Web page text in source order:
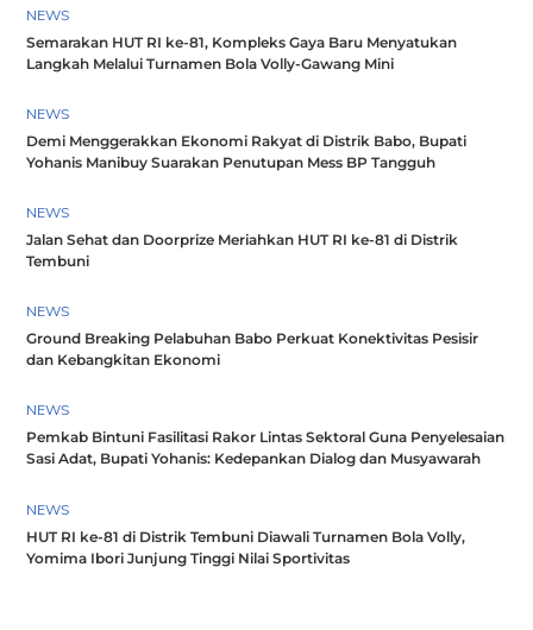
NEWS
Semarakan HUT RI ke-81, Kompleks Gaya Baru Menyatukan
Langkah Melalui Turnamen Bola Volly-Gawang Mini
NEWS
Demi Menggerakkan Ekonomi Rakyat di Distrik Babo, Bupati
Yohanis Manibuy Suarakan Penutupan Mess BP Tangguh
NEWS
Jalan Sehat dan Doorprize Meriahkan HUT RI ke-81 di Distrik
Tembuni
NEWS
Ground Breaking Pelabuhan Babo Perkuat Konektivitas Pesisir
dan Kebangkitan Ekonomi
NEWS
Pemkab Bintuni Fasilitasi Rakor Lintas Sektoral Guna Penyelesaian
Sasi Adat, Bupati Yohanis: Kedepankan Dialog dan Musyawarah
NEWS
HUT RI ke-81 di Distrik Tembuni Diawali Turnamen Bola Volly,
Yomima Ibori Junjung Tinggi Nilai Sportivitas